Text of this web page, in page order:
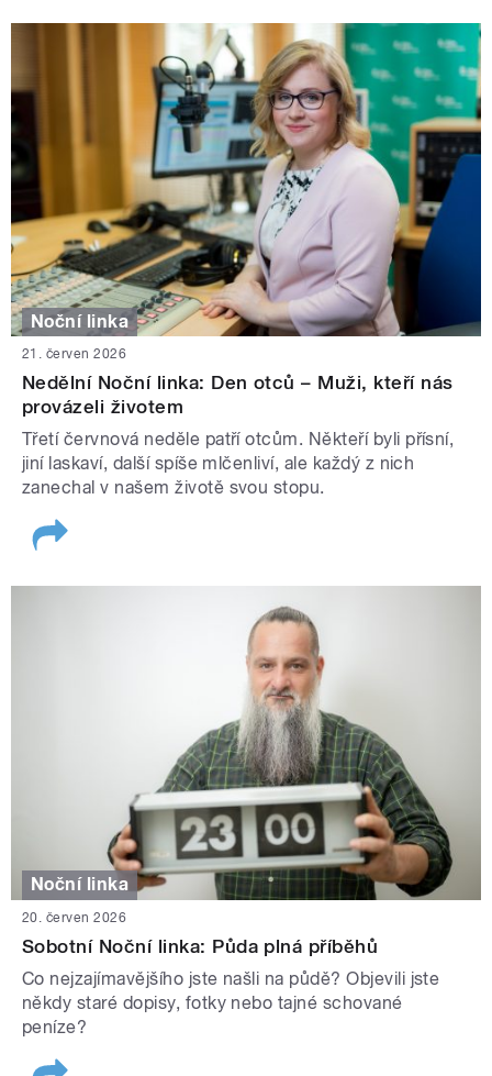
Noční linka
21. červen 2026
Nedělní Noční linka: Den otců – Muži, kteří nás
provázeli životem
Třetí červnová neděle patří otcům. Někteří byli přísní,
jiní laskaví, další spíše mlčenliví, ale každý z nich
zanechal v našem životě svou stopu.
Noční linka
20. červen 2026
Sobotní Noční linka: Půda plná příběhů
Co nejzajímavějšího jste našli na půdě? Objevili jste
někdy staré dopisy, fotky nebo tajné schované
peníze?